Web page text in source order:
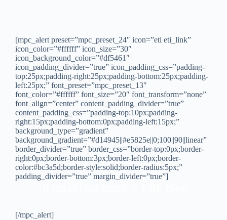
[mpc_alert preset=”mpc_preset_24″ icon=”eti eti_link”
icon_color=”#ffffff” icon_size=”30″
icon_background_color=”#df5461″
icon_padding_divider=”true” icon_padding_css=”padding-
top:25px;padding-right:25px;padding-bottom:25px;padding-
left:25px;” font_preset=”mpc_preset_13″
font_color=”#ffffff” font_size=”20″ font_transform=”none”
font_align=”center” content_padding_divider=”true”
content_padding_css=”padding-top:10px;padding-
right:15px;padding-bottom:0px;padding-left:15px;”
background_type=”gradient”
background_gradient=”#d14945||#e5825e||0;100||90||linear”
border_divider=”true” border_css=”border-top:0px;border-
right:0px;border-bottom:3px;border-left:0px;border-
color:#bc3a5d;border-style:solid;border-radius:5px;”
padding_divider=”true” margin_divider=”true”]
[/mpc_alert]